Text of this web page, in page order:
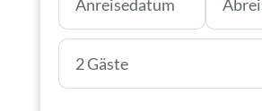
2 Gäste